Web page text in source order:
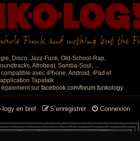
Disco, Jazz-Funk, Old-School-Rap,
Afrobeat, Samba-Soul, ...
avec iPhone, Android, iPad et
Tapatalk
sur facebook.com/forum.funkology
Connexion
S’enregistrer
logy en bref